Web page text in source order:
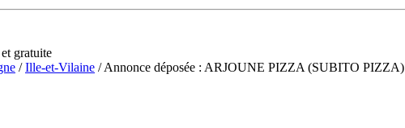
gratuite
/Ille-et-Vilaine / Annonce déposée : ARJOUNE PIZZA (SUBITO PIZZA)